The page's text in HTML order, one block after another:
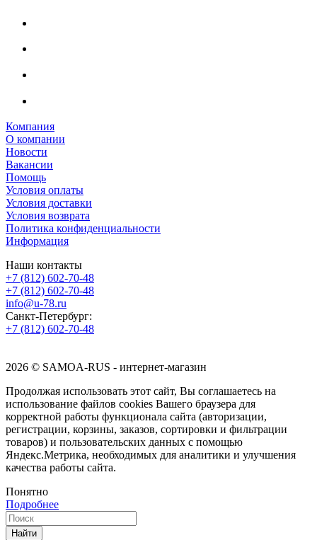
Компания
О компании
Новости
Вакансии
Помощь
Условия оплаты
Условия доставки
Условия возврата
Политика конфиденциальности
Информация
Наши контакты
+7 (812) 602-70-48
+7 (812) 602-70-48
info@u-78.ru
Санкт-Петербург:
+7 (812) 602-70-48
2026 © SAMOA-RUS - интернет-магазин
Продолжая использовать этот сайт, Вы соглашаетесь на
использование файлов cookies Вашего браузера для
корректной работы функционала сайта (авторизации,
регистрации, корзины, заказов, сортировки и фильтрации
товаров) и пользовательских данных с помощью
Яндекс.Метрика, необходимых для аналитики и улучшения
качества работы сайта.
Понятно
Подробнее
Найти